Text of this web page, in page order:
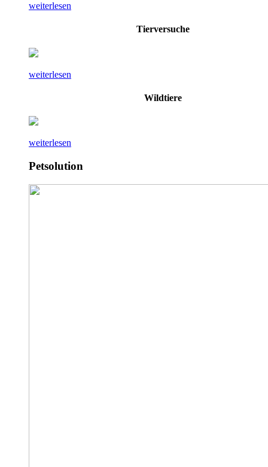
weiterlesen
Tierversuche
weiterlesen
Wildtiere
weiterlesen
Petsolution